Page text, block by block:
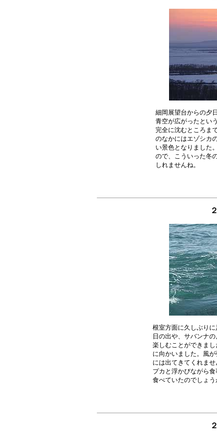
細岡展望台からの夕
青空が広がったとい
完全に沈むところま
のなかにはエゾシカ
い景色となりました
ので、こういった冬
根室方面に久しぶり
日の出や、サバンナ
楽しむことができま
に向かいました。風
には出てきてくれま
プカと浮かびながら